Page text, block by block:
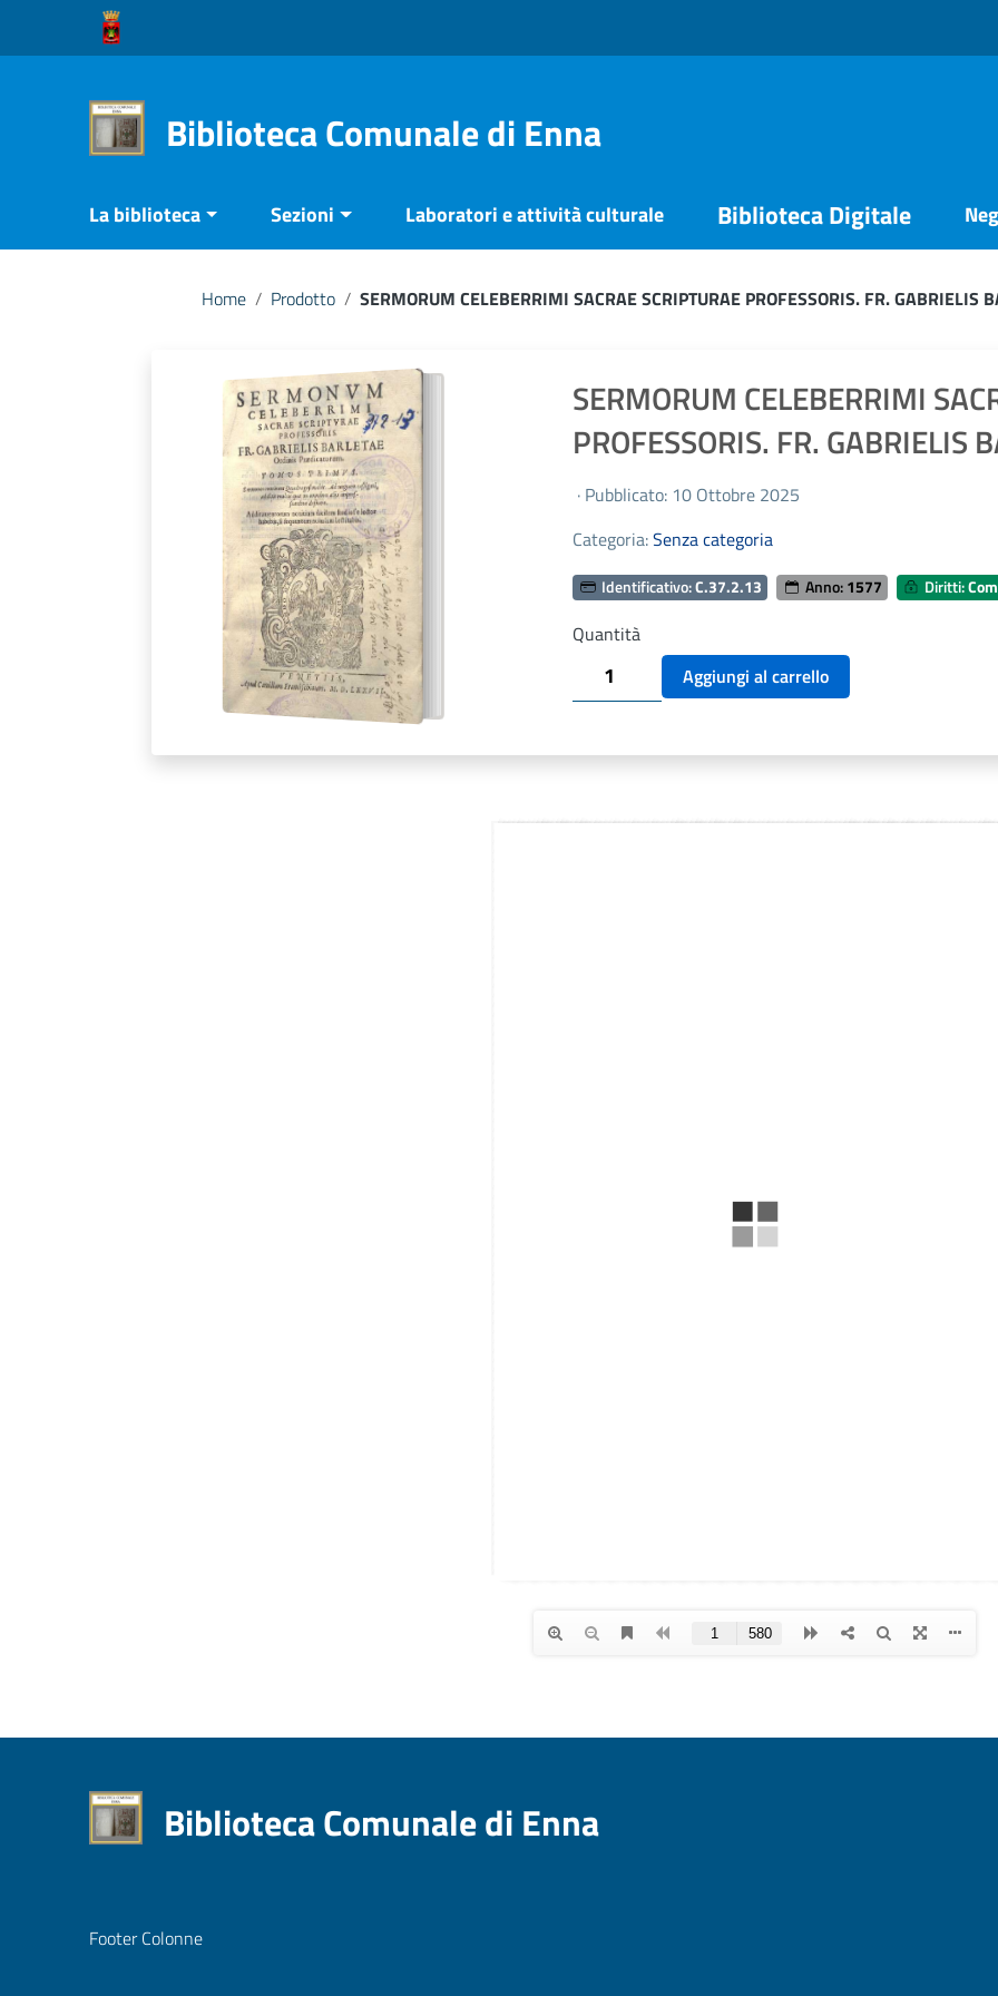
Vai ai contenuti
Vai al menu di navigazione
Biblioteca Comunale di Enna
La biblioteca Sezioni Laboratori e attività culturale Biblioteca Digitale
Home / Prodotto / SERMORUM CELEBERRIMI SACRAE SCRIPTURAE PROFESSORIS. FR. GABRIELIS
SERMORUM CELEBERRIMI
PROFESSORIS. FR. GABRIELIS
· Pubblicato: 10 Ottobre 2025
Categoria:Senza categoria
Identificativo:C.37.2.13 Anno:1577 Diritti:
Quantità
SERMORUM
CELEBERRIMI
SCRIPTURAE
FR.
Aggiungi al carrello
Biblioteca Comunale di Enna
Footer Colonne